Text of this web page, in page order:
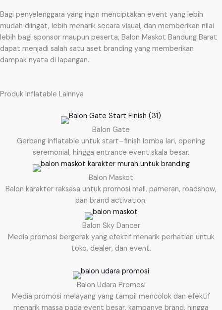
Bagi penyelenggara yang ingin menciptakan event yang lebih
mudah diingat, lebih menarik secara visual, dan memberikan nilai
lebih bagi sponsor maupun peserta, Balon Maskot Bandung Barat
dapat menjadi salah satu aset branding yang memberikan
dampak nyata di lapangan.
Produk Inflatable Lainnya
Balon Gate
Gerbang inflatable untuk start–finish lomba lari, opening
seremonial, hingga entrance event skala besar.
Balon Maskot
Balon karakter raksasa untuk promosi mall, pameran, roadshow,
dan brand activation.
Balon Sky Dancer
Media promosi bergerak yang efektif menarik perhatian untuk
toko, dealer, dan event.
Balon Udara Promosi
Media promosi melayang yang tampil mencolok dan efektif
menarik massa pada event besar, kampanye brand, hingga